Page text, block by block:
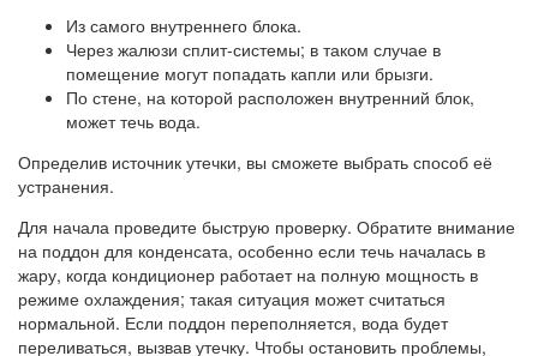
Из самого внутреннего блока.
Через жалюзи сплит-системы; в таком случае в
помещение могут попадать капли или брызги.
По стене, на которой расположен внутренний блок,
может течь вода.
Определив источник утечки, вы сможете выбрать способ её
устранения.
Для начала проведите быструю проверку. Обратите внимание
на поддон для конденсата, особенно если течь началась в
жару, когда кондиционер работает на полную мощность в
режиме охлаждения; такая ситуация может считаться
нормальной. Если поддон переполняется, вода будет
переливаться, вызвав утечку. Чтобы остановить проблемы,